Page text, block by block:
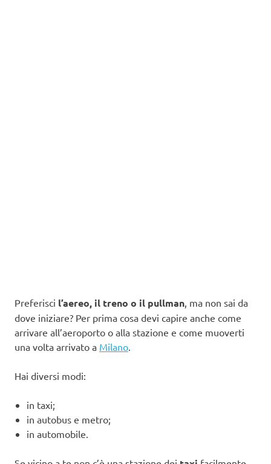
Preferisci l’aereo, il treno o il pullman, ma non sai da
dove iniziare? Per prima cosa devi capire anche come
arrivare all’aeroporto o alla stazione e come muoverti
una volta arrivato a Milano.
Hai diversi modi:
in taxi;
in autobus e metro;
in automobile.